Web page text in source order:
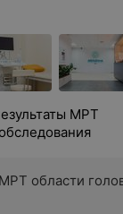
МРТ
МРТ области